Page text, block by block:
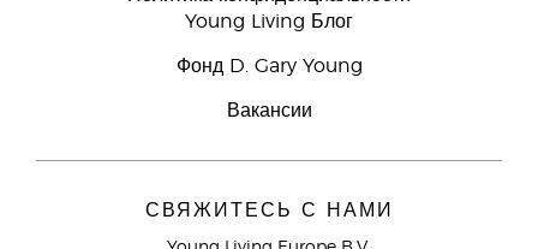
Young Living Блог
Фонд D. Gary Young
Вакансии
СВЯЖИТЕСЬ С НАМИ